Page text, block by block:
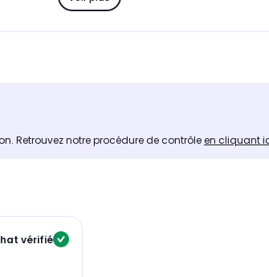
Retrouvez notre procédure de contrôleen cliquant
vérifié